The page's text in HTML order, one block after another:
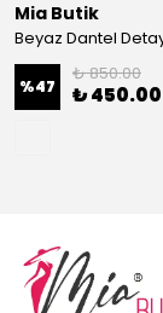
Mia Butik
%47
₺ 850.00
₺ 450.00